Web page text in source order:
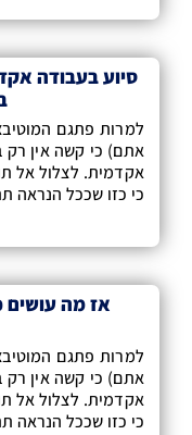
סיוע בעבודה
למרות פתגם
אתם) כי קשה אין
אקדמית. לצלול אל
כי כזו שככל
אז מה
למרות פתגם
אתם) כי קשה אין
אקדמית. לצלול אל
כי כזו שככל